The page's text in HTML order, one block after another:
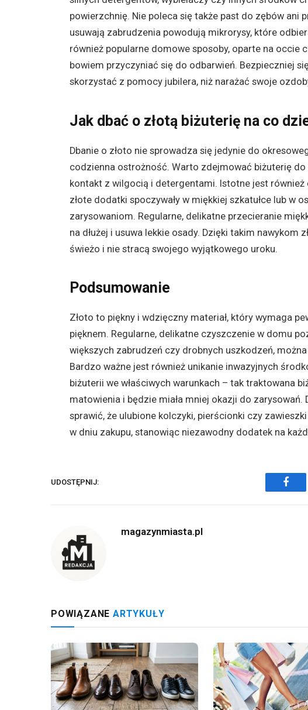
powierzchnię. Nie poleca się także past do zębów ani
usuwają zabrudzenia powodują mikrorysy, które
również popularne domowe sposoby, oparte na occie
bowiem przyczyniać się do odbarwień. Bezpieczniej
skorzystać z pomocy jubilera, niż narażać swoje
Jak dbać o złotą biżuterię na co
Dbanie o złoto nie sprowadza się jedynie do
codzienna ostrożność. Warto zdejmować biżuterię
kontakt z wilgocią i detergentami. Istotne jest
złote dodatki spoczywały w miękkiej szkatułce lub w
zarysowaniom. Regularne, delikatne przecieranie
na dłużej i usuwa lekkie osady. Dzięki takim nawykom
świeżo i nie stracą swojego wyjątkowego uroku.
Podsumowanie
Złoto to piękny i wdzięczny materiał, który wymaga
pięknem. Regularne, delikatne czyszczenie w domu
większych zabrudzeń czy drobnych uszkodzeń,
Bardzo ważne jest również unikanie inwazyjnych
biżuterii we właściwych warunkach – tak traktowana
matowienia i będzie miała mniej okazji do
sprawić, że ulubione kolczyki, pierścionki czy
w dniu zakupu, stanowiąc niezawodny dodatek na
UDOSTĘPNIJ:
magazynmiasta.pl
POWIĄZANE ARTYKUŁY